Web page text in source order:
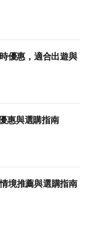
優惠，適合出遊與
惠與選購指南
境推薦與選購指南